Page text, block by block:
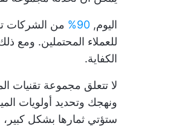
اليوم, 90%
من الشركات
للعملاء المحتملين. ومع
الكفاية.
لا تتعلق مجموعة تقنيات
ونهجك وتحديد أولويات
ستؤتي ثمارها بشكل كبير،